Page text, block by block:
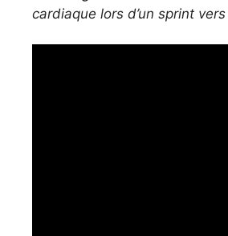
cardiaque lors d’un sprint